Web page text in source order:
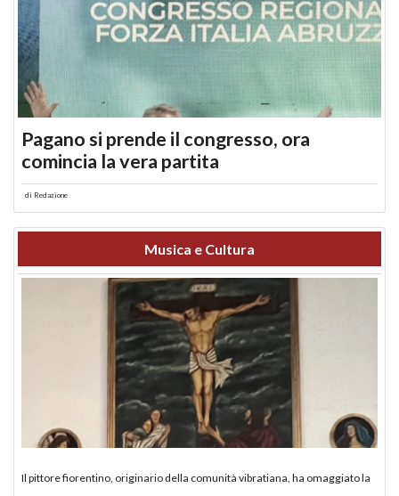
Pagano si prende il congresso, ora
comincia la vera partita
di Redazione
Musica e Cultura
Il pittore fiorentino, originario della comunità vibratiana, ha omaggiato la